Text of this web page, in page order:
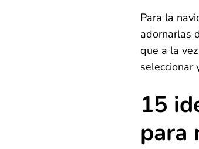
Para la
adornarlas
que a la
seleccionar
15
para